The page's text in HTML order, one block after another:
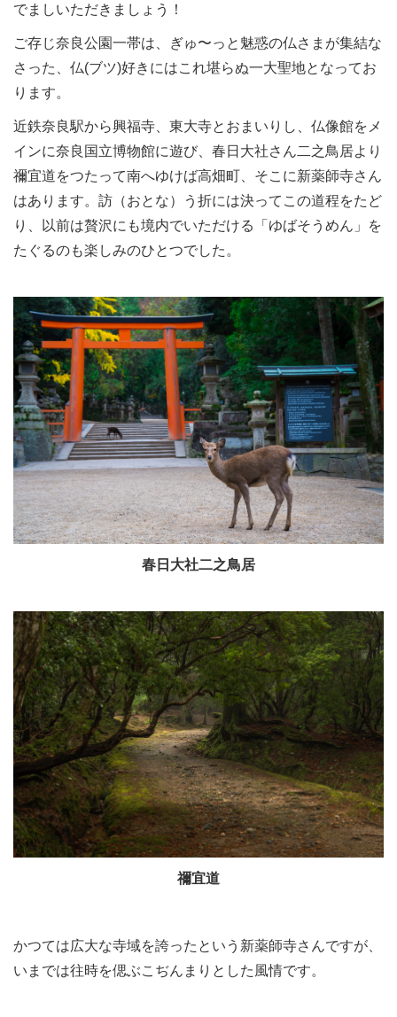
でましいただきましょう！
ご存じ奈良公園一帯は、ぎゅ〜っと魅惑の仏さまが集結な
さった、仏(ブツ)好きにはこれ堪らぬ一大聖地となってお
ります。
近鉄奈良駅から興福寺、東大寺とおまいりし、仏像館をメ
インに奈良国立博物館に遊び、春日大社さん二之鳥居より
禰宜道をつたって南へゆけば高畑町、そこに新薬師寺さん
はあります。訪（おとな）う折には決ってこの道程をたど
り、以前は贅沢にも境内でいただける「ゆばそうめん」を
たぐるのも楽しみのひとつでした。
春日大社二之鳥居
禰宜道
かつては広大な寺域を誇ったという新薬師寺さんですが、
いまでは往時を偲ぶこぢんまりとした風情です。